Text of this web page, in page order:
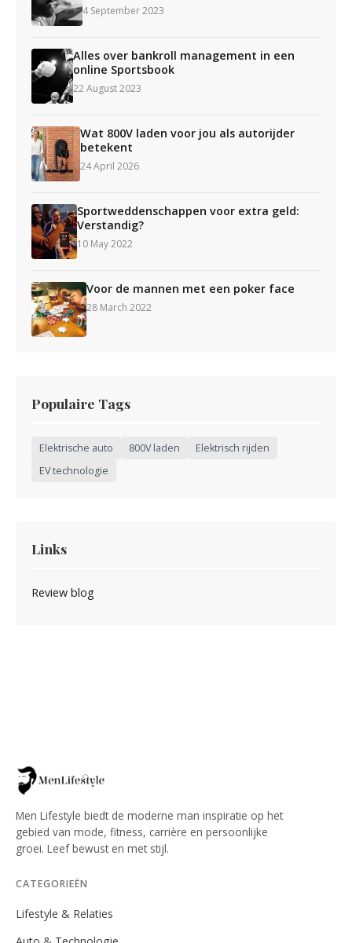
4 September 2023
Alles over bankroll management in een
online Sportsbook
22 August 2023
Wat 800V laden voor jou als autorijder
betekent
24 April 2026
Sportweddenschappen voor extra geld:
Verstandig?
10 May 2022
Voor de mannen met een poker face
28 March 2022
Populaire Tags
Elektrische auto 800V laden
Elektrisch rijden
EV technologie
Links
Review blog
Men Lifestyle biedt de moderne man inspiratie op het
gebied van mode, fitness, carrière en persoonlijke
groei. Leef bewust en met stijl.
CATEGORIEËN
Lifestyle & Relaties